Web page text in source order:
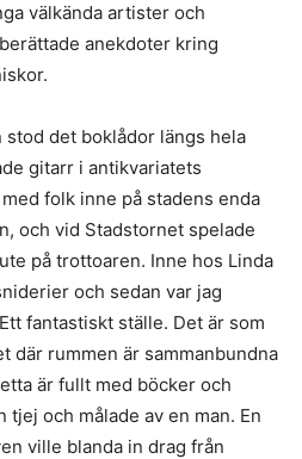
välkända artister och
anekdoter kring
stod det boklådor längs hela
gitarr i antikvariatets
folk inne på stadens enda
och vid Stadstornet spelade
på trottoaren. Inne hos Linda
och sedan var jag
fantastiskt ställe. Det är som
där rummen är sammanbundna
är fullt med böcker och
och målade av en man. En
ville blanda in drag från